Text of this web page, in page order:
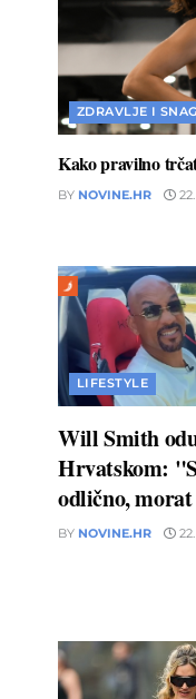
ZDRAVLJE I
Kako pravilno
BY NOVINE.HR
LIFESTYLE
Will Smith
Hrvatskom:
odlično,
BY NOVINE.HR